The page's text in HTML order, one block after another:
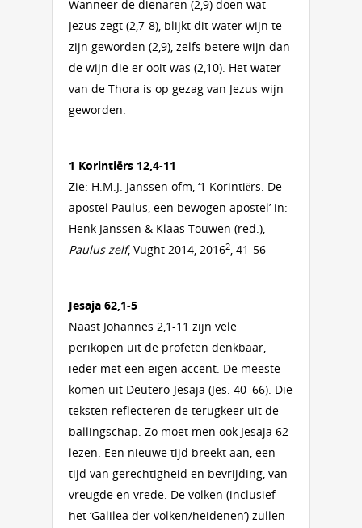
Wanneer de dienaren (2,9) doen wat
Jezus zegt (2,7-8), blijkt dit water wijn te
zijn geworden (2,9), zelfs betere wijn dan
de wijn die er ooit was (2,10). Het water
van de Thora is op gezag van Jezus wijn
geworden.
1 Korintiërs 12,4-11
Zie: H.M.J. Janssen ofm, ‘1 Korintiërs. De
apostel Paulus, een bewogen apostel’ in:
Henk Janssen & Klaas Touwen (red.),
Paulus zelf, Vught 2014, 20162, 41-56
Jesaja 62,1-5
Naast Johannes 2,1-11 zijn vele
perikopen uit de profeten denkbaar,
ieder met een eigen accent. De meeste
komen uit Deutero-Jesaja (Jes. 40–66). Die
teksten reflecteren de terugkeer uit de
ballingschap. Zo moet men ook Jesaja 62
lezen. Een nieuwe tijd breekt aan, een
tijd van gerechtigheid en bevrijding, van
vreugde en vrede. De volken (inclusief
het ‘Galilea der volken/heidenen’) zullen